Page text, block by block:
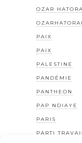
OZAR
PAIX
PAIX
PALESTINE
PANDÉMIE
PANTHEON
PAP NDIAYE
PARIS
PARTI